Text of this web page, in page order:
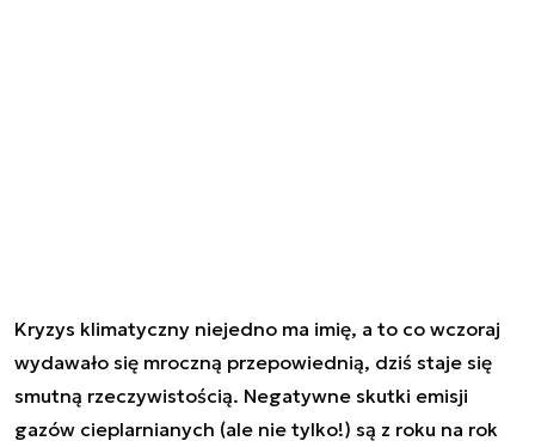
Kryzys klimatyczny niejedno ma imię, a to co wczoraj
wydawało się mroczną przepowiednią, dziś staje się
smutną rzeczywistością. Negatywne skutki emisji
gazów cieplarnianych (ale nie tylko!) są z roku na rok